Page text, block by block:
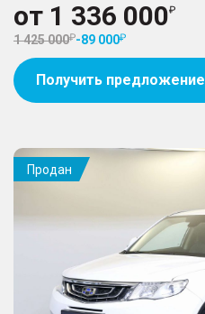
от 1 336 000
1 425 000 -89 000
Получить предложение
Продан